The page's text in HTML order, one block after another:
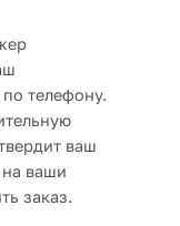
телефону.
ваш
на ваши
заказ.